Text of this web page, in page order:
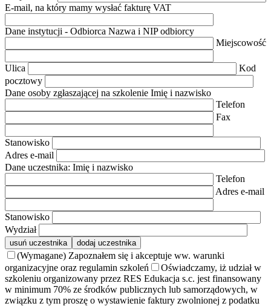
E-mail, na który mamy wysłać fakturę VAT
Dane instytucji - Odbiorca Nazwa i NIP odbiorcy
Miejscowość
Ulica
Kod
pocztowy
Dane osoby zgłaszającej na szkolenie Imię i nazwisko
Telefon
Fax
Stanowisko
Adres e-mail
Dane uczestnika: Imię i nazwisko
Telefon
Adres e-mail
Stanowisko
Wydział
usuń uczestnika dodaj uczestnika
(Wymagane) Zapoznałem się i akceptuje ww. warunki
organizacyjne oraz regulamin szkoleń
Oświadczamy, iż udział w
szkoleniu organizowany przez RES Edukacja s.c. jest finansowany
w minimum 70% ze środków publicznych lub samorządowych, w
związku z tym proszę o wystawienie faktury zwolnionej z podatku